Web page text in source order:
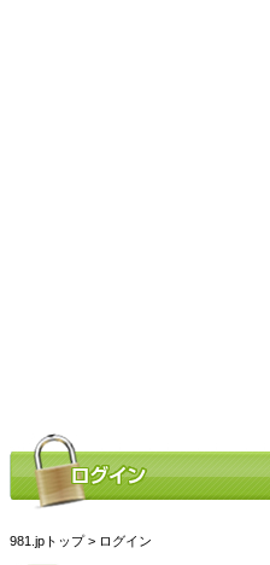
981.jpトップ> ログイン